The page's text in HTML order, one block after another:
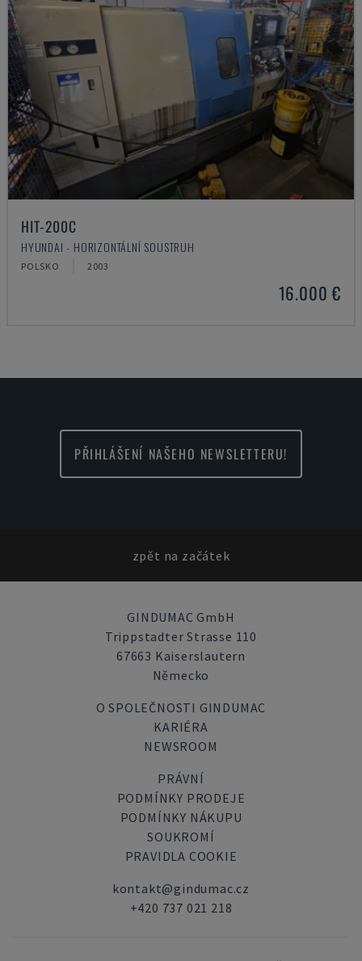
HIT-200C
HYUNDAI - HORIZONTÁLNÍ SOUSTRUH
POLSKO 2003
16.000 €
PŘIHLÁŠENÍ NAŠEHO NEWSLETTERU!
zpět na začátek
GINDUMAC GmbH
Trippstadter Strasse 110
67663 Kaiserslautern
Německo
O SPOLEČNOSTI GINDUMAC
KARIÉRA
NEWSROOM
PRÁVNÍ
PODMÍNKY PRODEJE
PODMÍNKY NÁKUPU
SOUKROMÍ
PRAVIDLA COOKIE
kontakt@gindumac.cz
+420 737 021 218